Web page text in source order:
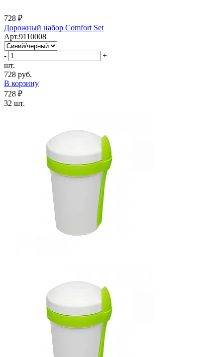
728 ₽
Дорожный набор Comfort Set
Арт.9110008
-
+
шт.
728 руб.
В корзину
728 ₽
32 шт.